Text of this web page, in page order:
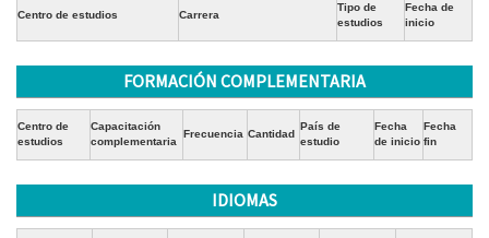
Centro de estudios Carrera
Tipo de
estudios
Fecha de
inicio
FORMACIÓN COMPLEMENTARIA
Centro de
estudios
Capacitación
complementaria
Frecuencia Cantidad
País de
estudio
Fecha
de inicio
Fecha
fin
IDIOMAS